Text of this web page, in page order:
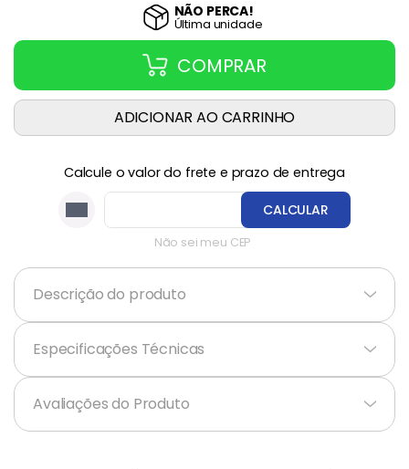
COMPRAR
NÃO PERCA!
Última unidade
ADICIONAR AO CARRINHO
Calcule o valor do frete e prazo de entrega
Não sei meu CEP
CALCULAR
Descrição do produto +
Especificações Técnicas +
Avaliações do Produto